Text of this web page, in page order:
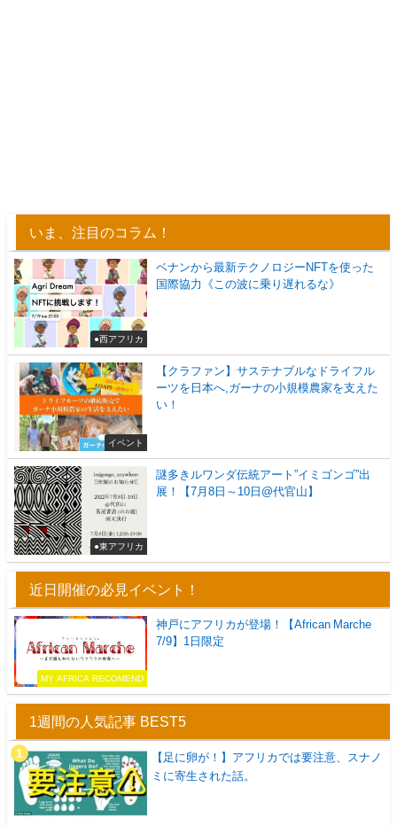
いま、注目のコラム！
●西アフリカ
ベナンから最新テクノロジーNFTを使った
国際協力《この波に乗り遅れるな》
イベント
【クラファン】サステナブルなドライフル
ーツを日本へ,ガーナの小規模農家を支えた
い！
●東アフリカ
謎多きルワンダ伝統アート”イミゴンゴ”出
展！【7月8日～10日@代官山】
近日開催の必見イベント！
MY AFRICA RECOMEND
神戸にアフリカが登場！【African Marche
7/9】1日限定
1週間の人気記事 BEST5
【足に卵が！】アフリカでは要注意、スナノ
ミに寄生された話。